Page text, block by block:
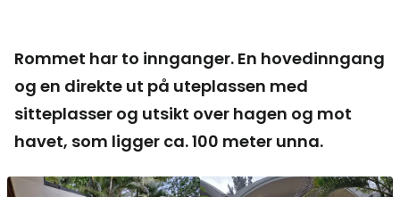
Rommet har to innganger. En hovedinngang
og en direkte ut på uteplassen med
sitteplasser og utsikt over hagen og mot
havet, som ligger ca. 100 meter unna.